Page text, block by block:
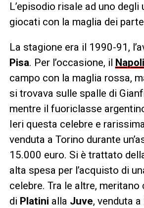
L’episodio risale ad uno
giocati con la maglia dei
La stagione era il 1990-91,
Pisa. Per l’occasione, il Napoli
campo con la maglia rossa,
si trovava sulle spalle di
mentre il fuoriclasse
Ieri questa celebre e
venduta a Torino durante
15.000 euro. Si è trattato
alta spesa per l’acquisto di
celebre. Tra le altre,
di Platini alla Juve, venduta